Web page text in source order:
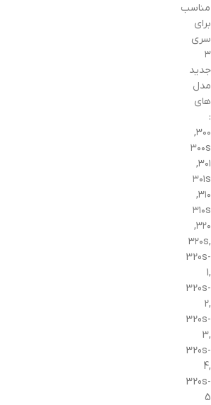
مناسب
برای
سری
۳
جدید
مدل
های
:
۳۰۰,
۳۰۰s
۳۰۱,
۳۰۱s
۳۱۰,
۳۱۰s
۳۲۰,
۳۲۰s,
320s-
1,
320s-
2,
320s-
3,
320s-
4,
320s-
5